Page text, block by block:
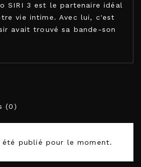
SIRI 3 est le partenaire idéal
vie intime. Avec lui, c'est
avait trouvé sa bande-son
(0)
été publié pour le moment.